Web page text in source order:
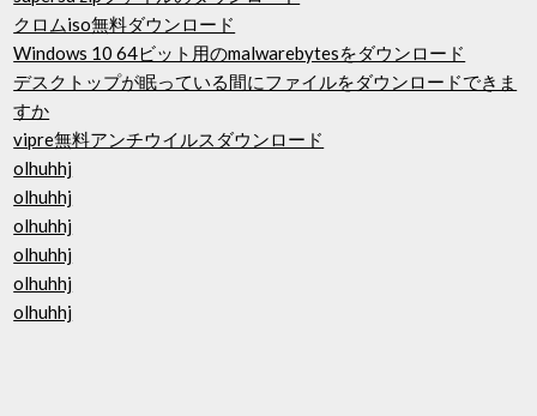
クロムiso無料ダウンロード
Windows 10 64ビット用のmalwarebytesをダウンロード
デスクトップが眠っている間にファイルをダウンロードできま
すか
vipre無料アンチウイルスダウンロード
olhuhhj
olhuhhj
olhuhhj
olhuhhj
olhuhhj
olhuhhj